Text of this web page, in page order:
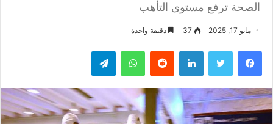
الصحة ترفع مستوى التأهب
مايو 17, 2025 37 دقيقة واحدة
فيسبوك تويتر لينكدإن واتساب تيلقرام